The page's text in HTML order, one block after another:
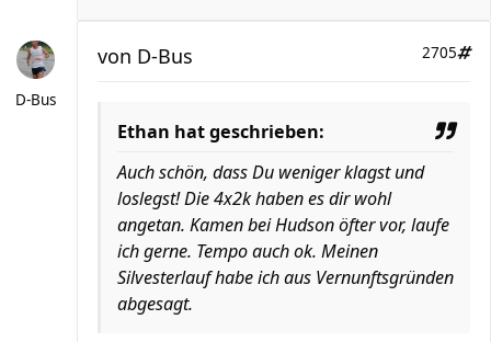
D-Bus
2705
von D-Bus
Ethan hat geschrieben:
Auch schön, dass Du weniger klagst und
loslegst! Die 4x2k haben es dir wohl
angetan. Kamen bei Hudson öfter vor, laufe
ich gerne. Tempo auch ok. Meinen
Silvesterlauf habe ich aus Vernunftsgründen
abgesagt.